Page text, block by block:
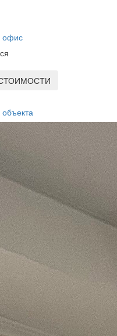
офис